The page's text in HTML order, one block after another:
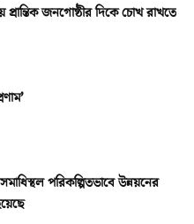
প্রান্তিক জনগোষ্ঠীর দিকে চোখ রাখতে
পরিকল্পিতভাবে উন্নয়নের